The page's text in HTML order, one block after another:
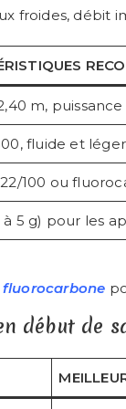
froides, débit
m, puissance
fluide et léger
100 ou
à 5 g) pour les
fluorocarbone
début de